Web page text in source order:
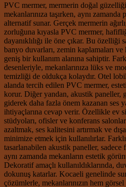
PVC mermer, mermerin doğal
mekanlarınıza taşırken, aynı
alternatif sunar. Gerçek mermerin
zorluğuna kıyasla PVC mermer,
dayanıklılığı ile öne çıkar. Bu özelliği
banyo duvarları, zemin kaplamaları
geniş bir kullanım alanına sahiptir.
desenleriyle, mekanlarınıza lüks ve
temizliği de oldukça kolaydır. Otel
alanda tercih edilen PVC mermer,
korur. Diğer yandan, akustik paneller,
giderek daha fazla önem kazanan ses
ihtiyaçlarına cevap verir. Özellikle ev
stüdyoları, ofisler ve konferans
azaltmak, ses kalitesini artırmak ve
minimize etmek için kullanılırlar.
tasarlanabilen akustik paneller,
aynı zamanda mekanların estetik
Dekoratif amaçlı kullanıldıklarında,
dokunuş katarlar. Kocaeli genelinde
çözümlerle, mekanlarınızın hem